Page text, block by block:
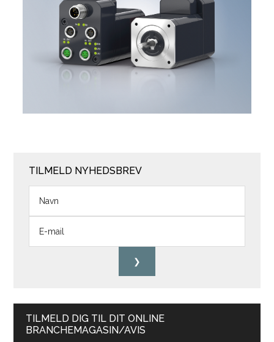
TILMELD NYHEDSBREV
TILMELD DIG TIL DIT ONLINE
BRANCHEMAGASIN/AVIS